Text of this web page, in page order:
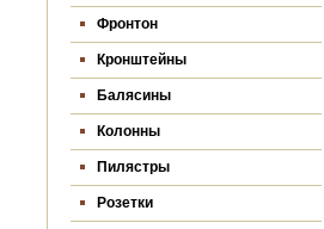
Фронтон
Кронштейны
Балясины
Колонны
Пилястры
Розетки